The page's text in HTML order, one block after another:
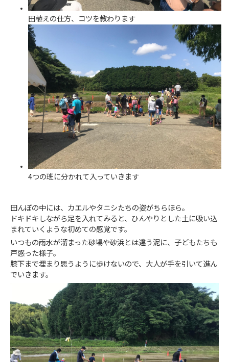
田植えの仕方、コツを教わります
4つの班に分かれて入っていきます
田んぼの中には、カエルやタニシたちの姿がちらほら。
ドキドキしながら足を入れてみると、ひんやりとした土に吸い込
まれていくような初めての感覚です。
いつもの雨水が溜まった砂場や砂浜とは違う泥に、子どもたちも
戸惑った様子。
膝下まで埋まり思うように歩けないので、大人が手を引いて進ん
でいきます。